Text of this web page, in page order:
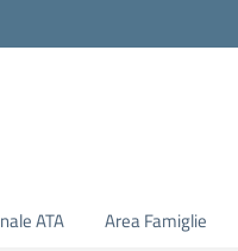
ATA Area Famiglie